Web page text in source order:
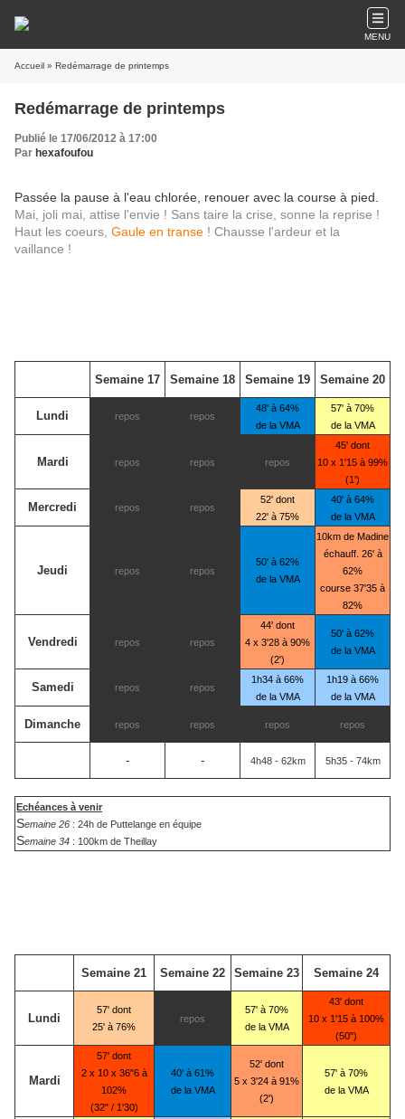
MENU
Accueil » Redémarrage de printemps
Redémarrage de printemps
Publié le 17/06/2012 à 17:00
Par hexafoufou
Passée la pause à l'eau chlorée, renouer avec la course à pied.
Mai, joli mai, attise l'envie ! Sans taire la crise, sonne la reprise !
Haut les coeurs, Gaule en transe ! Chausse l'ardeur et la
vaillance !
Semaine 17 Semaine 18 Semaine 19 Semaine 20
Lundi repos repos
48' à 64%
de la VMA
57' à 70%
de la VMA
Mardi repos repos repos
45' dont
10 x 1'15 à 99%
(1')
Mercredi repos repos
52' dont
22' à 75%
40' à 64%
de la VMA
Jeudi repos repos
50' à 62%
de la VMA
10km de Madine
échauff. 26' à
62%
course 37'35 à
82%
Vendredi repos repos
44' dont
4 x 3'28 à 90%
(2')
50' à 62%
de la VMA
Samedi repos repos
1h34 à 66%
de la VMA
1h19 à 66%
de la VMA
Dimanche repos repos repos repos
- - 4h48 - 62km 5h35 - 74km
Echéances à venir
Semaine 26 : 24h de Puttelange en équipe
Semaine 34 : 100km de Theillay
Semaine 21 Semaine 22 Semaine 23 Semaine 24
Lundi
57' dont
25' à 76%
repos
57' à 70%
de la VMA
43' dont
10 x 1'15 à 100%
(50")
Mardi
57' dont
2 x 10 x 36"6 à
102%
(32" / 1'30)
40' à 61%
de la VMA
52' dont
5 x 3'24 à 91%
(2')
57' à 70%
de la VMA